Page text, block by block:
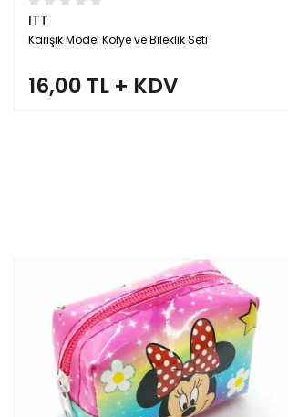
ITT
Karışık Model Kolye ve Bileklik Seti
16,00 TL + KDV